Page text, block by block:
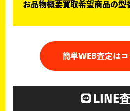
お品物概要買取希望商品の型
簡単WEB査定はコ
LINE